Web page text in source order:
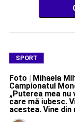
SPORT
Foto | Mihaela
Campionatul
„Puterea mea nu
care mă iubesc.
acestea. Vine din